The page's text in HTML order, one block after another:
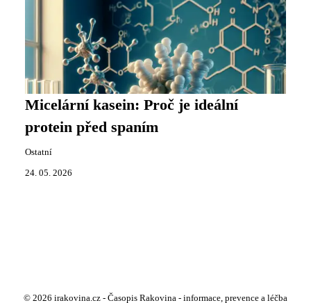
Micelární kasein: Proč je ideální
protein před spaním
Ostatní
24. 05. 2026
© 2026 irakovina.cz - Časopis Rakovina - informace, prevence a léčba